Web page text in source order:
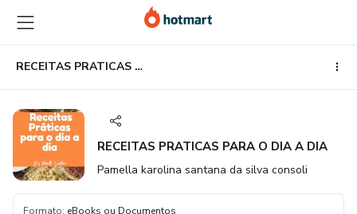
para
o
conteúdo
principal
para
o
pagamento
para
o
rodapé
RECEITAS PRATICAS PARA O DIA A DIA
RECEITAS PRATICAS PARA O DIA A DIA
Pamella karolina santana da silva consoli
Formato: eBooks ou Documentos